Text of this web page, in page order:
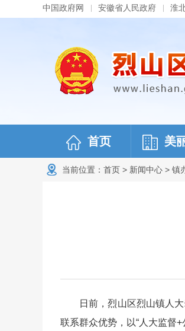
中国政府网 安徽省人民政府 淮
首页 美
当前位置： 首页 > 新闻中心 > 镇
日前，烈山区烈山镇人
联系群众优势，以“人大监督